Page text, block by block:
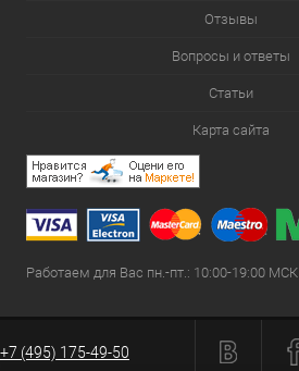
Отзывы
Вопросы и ответы
Статьи
Карта сайта
Работаем для Вас пн.-пт.: 10:00-19:00 МСК
+7 (495) 175-49-50